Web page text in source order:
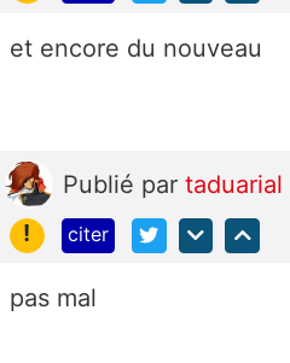
et encore du nouveau
Publié par taduarial
!
citer
pas mal